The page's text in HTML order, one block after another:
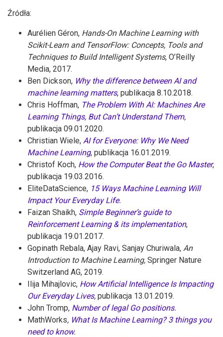
Źródła:
Aurélien Géron, Hands-On Machine Learning with
Scikit-Learn and TensorFlow: Concepts, Tools and
Techniques to Build Intelligent Systems, O’Reilly
Media, 2017.
Ben Dickson, Why the difference between AI and
machine learning matters, publikacja 8.10.2018.
Chris Hoffman, The Problem With AI: Machines Are
Learning Things, But Can’t Understand Them,
publikacja 09.01.2020.
Christian Wiele, AI for Everyone: Why We Need
Machine Learning, publikacja 16.01.2019.
Christof Koch, How the Computer Beat the Go Master,
publikacja 19.03.2016.
EliteDataScience, 15 Ways Machine Learning Will
Impact Your Everyday Life.
Faizan Shaikh, Simple Beginner’s guide to
Reinforcement Learning & its implementation,
publikacja 19.01.2017.
Gopinath Rebala, Ajay Ravi, Sanjay Churiwala, An
Introduction to Machine Learning, Springer Nature
Switzerland AG, 2019.
Ilija Mihajlovic, How Artificial Intelligence Is Impacting
Our Everyday Lives, publikacja 13.01.2019.
John Tromp, Number of legal Go positions.
MathWorks, What Is Machine Learning? 3 things you
need to know.